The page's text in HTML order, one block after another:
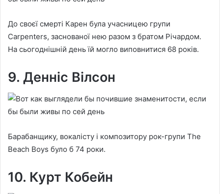
До своєї смерті Карен була учасницею групи
Carpenters, заснованої нею разом з братом Річардом.
На сьогоднішній день їй могло виповнитися 68 років.
9. Денніс Вілсон
Барабанщику, вокалісту і композитору рок-групи The
Beach Boys було б 74 роки.
10. Курт Кобейн